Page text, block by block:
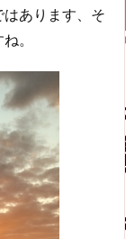
あります、そ
。